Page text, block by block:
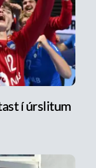
í úrslitum